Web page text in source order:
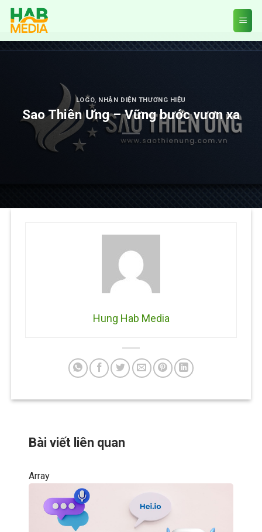
Skip
content
LOGO, NHẬN DIỆN THƯƠNG HIỆU
Sao Thiên Ưng – Vững bước vươn xa
Hung Hab Media
Bài viết liên quan
Array